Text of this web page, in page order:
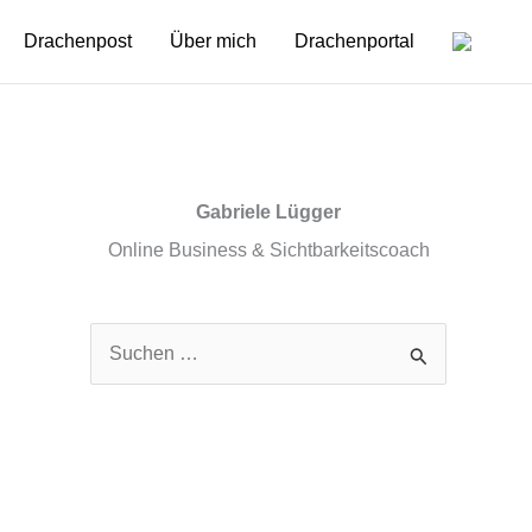
Drachenpost Über mich Drachenportal
Gabriele Lügger
Online Business & Sichtbarkeitscoach